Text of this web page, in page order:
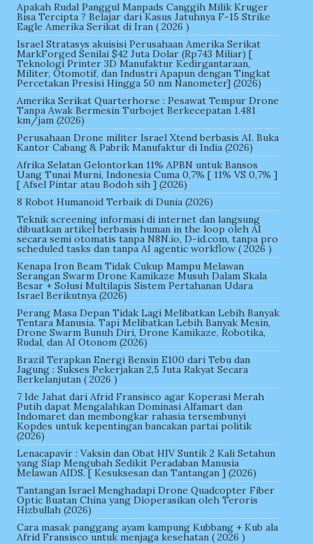
Apakah Rudal Panggul Manpads Canggih Milik Kruger
Bisa Tercipta ? Belajar dari Kasus Jatuhnya F-15 Strike
Eagle Amerika Serikat di Iran ( 2026 )
Israel Stratasys akuisisi Perusahaan Amerika Serikat
MarkForged Senilai $42 Juta Dolar (Rp743 Miliar) [
Teknologi Printer 3D Manufaktur Kedirgantaraan,
Militer, Otomotif, dan Industri Apapun dengan Tingkat
Percetakan Presisi Hingga 50 nm Nanometer] (2026)
Amerika Serikat Quarterhorse : Pesawat Tempur Drone
Tanpa Awak Bermesin Turbojet Berkecepatan 1.481
km/jam (2026)
Perusahaan Drone militer Israel Xtend berbasis AI. Buka
Kantor Cabang & Pabrik Manufaktur di India (2026)
Afrika Selatan Gelontorkan 11% APBN untuk Bansos
Uang Tunai Murni, Indonesia Cuma 0,7% [ 11% VS 0,7% ]
[ Afsel Pintar atau Bodoh sih ] (2026)
8 Robot Humanoid Terbaik di Dunia (2026)
Teknik screening informasi di internet dan langsung
dibuatkan artikel berbasis human in the loop oleh AI
secara semi otomatis tanpa N8N.io, D-id.com, tanpa pro
scheduled tasks dan tanpa AI agentic workflow ( 2026 )
Kenapa Iron Beam Tidak Cukup Mampu Melawan
Serangan Swarm Drone Kamikaze Musuh Dalam Skala
Besar + Solusi Multilapis Sistem Pertahanan Udara
Israel Berikutnya (2026)
Perang Masa Depan Tidak Lagi Melibatkan Lebih Banyak
Tentara Manusia. Tapi Melibatkan Lebih Banyak Mesin,
Drone Swarm Bunuh Diri, Drone Kamikaze, Robotika,
Rudal, dan AI Otonom (2026)
Brazil Terapkan Energi Bensin E100 dari Tebu dan
Jagung : Sukses Pekerjakan 2,5 Juta Rakyat Secara
Berkelanjutan ( 2026 )
7 Ide Jahat dari Afrid Fransisco agar Koperasi Merah
Putih dapat Mengalahkan Dominasi Alfamart dan
Indomaret dan membongkar rahasia tersembunyi
Kopdes untuk kepentingan bancakan partai politik
(2026)
Lenacapavir : Vaksin dan Obat HIV Suntik 2 Kali Setahun
yang Siap Mengubah Sedikit Peradaban Manusia
Melawan AIDS. [ Kesuksesan dan Tantangan ] (2026)
Tantangan Israel Menghadapi Drone Quadcopter Fiber
Optic Buatan China yang Dioperasikan oleh Teroris
Hizbullah (2026)
Cara masak panggang ayam kampung Kubbang + Kub ala
Afrid Fransisco untuk menjaga kesehatan ( 2026 )